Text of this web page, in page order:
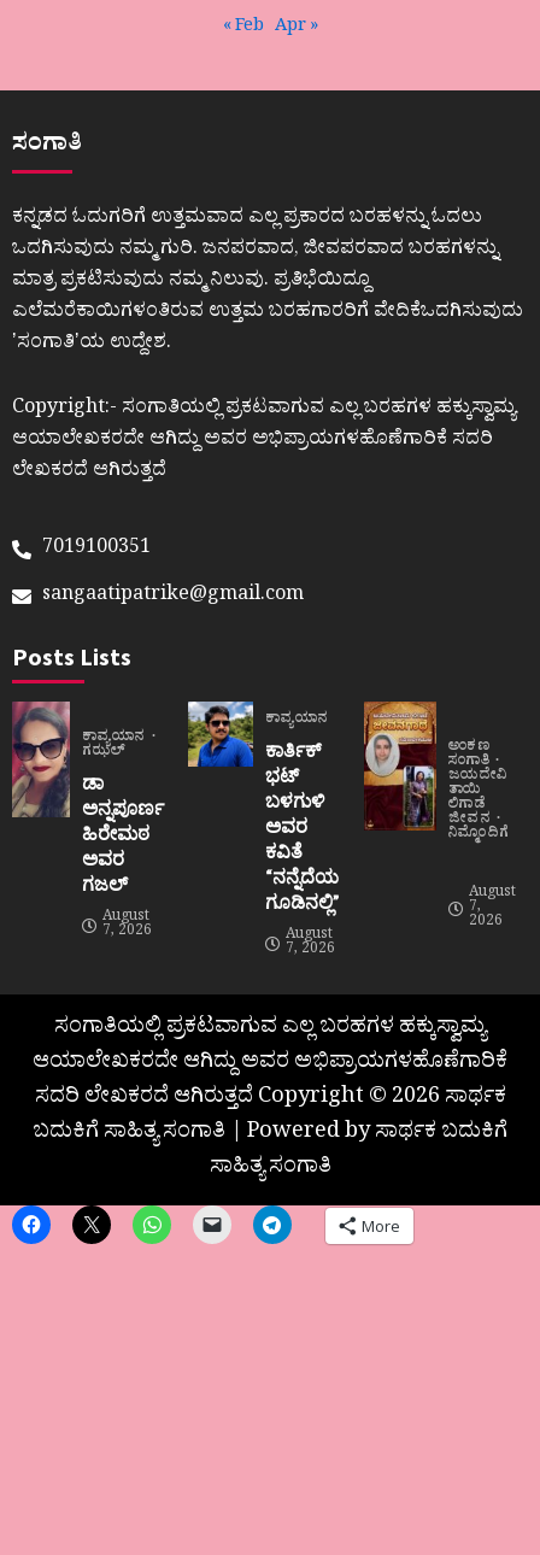
« Feb Apr »
ಸಂಗಾತಿ
ಕನ್ನಡದ ಓದುಗರಿಗೆ ಉತ್ತಮವಾದ ಎಲ್ಲ ಪ್ರಕಾರದ ಬರಹಳನ್ನು ಓದಲು
ಒದಗಿಸುವುದು ನಮ್ಮ ಗುರಿ. ಜನಪರವಾದ, ಜೀವಪರವಾದ ಬರಹಗಳನ್ನು
ಮಾತ್ರ ಪ್ರಕಟಿಸುವುದು ನಮ್ಮ ನಿಲುವು. ಪ್ರತಿಭೆಯಿದ್ದೂ
ಎಲೆಮರೆಕಾಯಿಗಳಂತಿರುವ ಉತ್ತಮ ಬರಹಗಾರರಿಗೆ ವೇದಿಕೆಒದಗಿಸುವುದು
ʼಸಂಗಾತಿʼಯ ಉದ್ದೇಶ.
Copyright:- ಸಂಗಾತಿಯಲ್ಲಿ ಪ್ರಕಟವಾಗುವ ಎಲ್ಲ ಬರಹಗಳ ಹಕ್ಕುಸ್ವಾಮ್ಯ
ಆಯಾಲೇಖಕರದೇ ಆಗಿದ್ದು ಅವರ ಅಭಿಪ್ರಾಯಗಳಹೊಣೆಗಾರಿಕೆ ಸದರಿ
ಲೇಖಕರದೆ ಆಗಿರುತ್ತದೆ
7019100351
sangaatipatrike@gmail.com
Posts Lists
ಕಾವ್ಯಯಾನ
ಗಝಲ್
ಡಾ
ಅನ್ನಪೂರ್ಣ
ಹಿರೇಮಠ
ಅವರ
ಗಜಲ್
August
7, 2026
ಕಾವ್ಯಯಾನ
ಕಾರ್ತಿಕ್
ಭಟ್
ಬಳಗುಳಿ
ಅವರ
ಕವಿತೆ
“ನನ್ನೆದೆಯ
ಗೂಡಿನಲ್ಲಿ”
August
7, 2026
ಅಂಕಣ
ಸಂಗಾತಿ
ಜಯದೇವಿ
ತಾಯಿ
ಲಿಗಾಡೆ
ಜೀವನ
ನಿಮ್ಮೊಂದಿಗೆ
August
7,
2026
ಸಂಗಾತಿಯಲ್ಲಿ ಪ್ರಕಟವಾಗುವ ಎಲ್ಲ ಬರಹಗಳ ಹಕ್ಕುಸ್ವಾಮ್ಯ
ಆಯಾಲೇಖಕರದೇ ಆಗಿದ್ದು ಅವರ ಅಭಿಪ್ರಾಯಗಳಹೊಣೆಗಾರಿಕೆ
ಸದರಿ ಲೇಖಕರದೆ ಆಗಿರುತ್ತದೆ Copyright © 2026 ಸಾರ್ಥಕ
ಬದುಕಿಗೆ ಸಾಹಿತ್ಯ ಸಂಗಾತಿ | Powered by ಸಾರ್ಥಕ ಬದುಕಿಗೆ
ಸಾಹಿತ್ಯ ಸಂಗಾತಿ
More